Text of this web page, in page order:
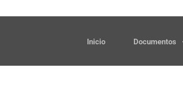
Inicio Documentos